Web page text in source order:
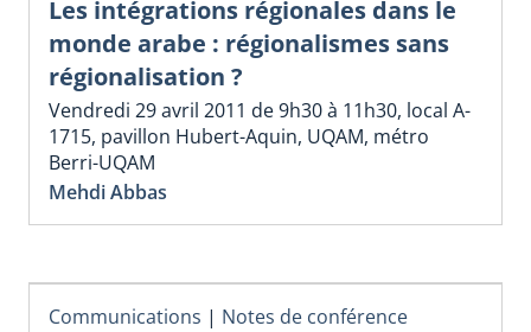
Les intégrations régionales dans le
monde arabe : régionalismes sans
régionalisation ?
Vendredi 29 avril 2011 de 9h30 à 11h30, local A-
1715, pavillon Hubert-Aquin, UQAM, métro
Berri-UQAM
Mehdi Abbas
Communications | Notes de conférence